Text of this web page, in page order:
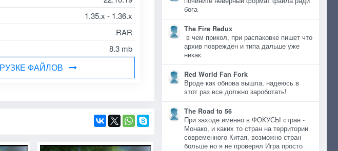
1.35.x - 1.36.x
RAR
8.3 mb
ФАЙЛОВ
бога
The Fire Redux
в чем прикол, при распаковке пишет что
архив поврежден и типа дальше уже
никак
Red World Fan Fork
Вроде как обнова вышла, надеюсь в
этот раз все должно зароботать!
The Road to 56
При заходе именно в ФОКУСЫ стран -
Монако, и каких то стран на территории
современного Китая, возможно стран
больше но я не проверял Игра просто